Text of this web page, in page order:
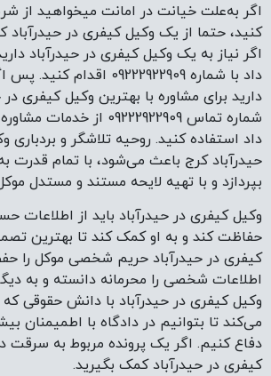
اگر به‌علت خیانت در امانت میخواهید از
کنید، حتما از یک وکیل کیفری در
اگر نیاز به یک وکیل کیفری در حیدرآباد
داد با شماره 09222922909
دارید برای مشاوره با بهترین وکیل کیفری در
شماره تماس 09222922909
داد استفاده کنید. روحیه تلاشگر و بردباری
حیدرآباد کرج باعث می‌شود، با تمام قدرت
بپردازد و با تهیه لایحه مستند و مستدل
وکیل کیفری در حیدرآباد باید از اطلاعات
حفاظت کند و به او کمک کند تا بهترین
کیفری در حیدرآباد حریم شخصی موکل را
اطلاعات شخصی را محرمانه دانسته و به
وکیل کیفری در حیدرآباد با دانش حقوقی
می‌کند تا بتوانیم در دادگاه با اطمیمنان
دفاع کنیم. اگر یک پرونده مربوط به سرقت
کیفری در حیدرآباد کمک بگیرید.